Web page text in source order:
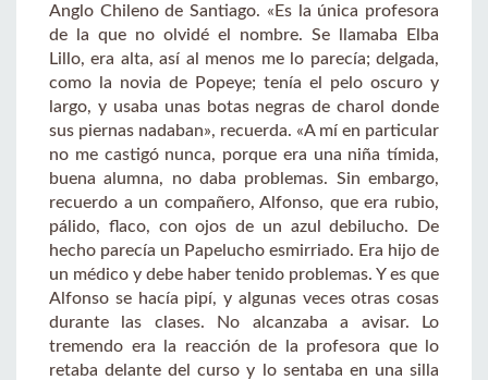
Anglo Chileno de Santiago. «Es la única profesora
de la que no olvidé el nombre. Se llamaba Elba
Lillo, era alta, así al menos me lo parecía; delgada,
como la novia de Popeye; tenía el pelo oscuro y
largo, y usaba unas botas negras de charol donde
sus piernas nadaban», recuerda. «A mí en particular
no me castigó nunca, porque era una niña tímida,
buena alumna, no daba problemas. Sin embargo,
recuerdo a un compañero, Alfonso, que era rubio,
pálido, flaco, con ojos de un azul debilucho. De
hecho parecía un Papelucho esmirriado. Era hijo de
un médico y debe haber tenido problemas. Y es que
Alfonso se hacía pipí, y algunas veces otras cosas
durante las clases. No alcanzaba a avisar. Lo
tremendo era la reacción de la profesora que lo
retaba delante del curso y lo sentaba en una silla